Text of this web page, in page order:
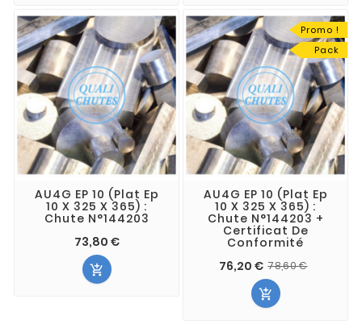
AU4G EP 10 (Plat Ep
10 X 325 X 365) :
Chute N°144203
73,80 €

Promo !
Pack
AU4G EP 10 (Plat Ep
10 X 325 X 365) :
Chute N°144203 +
Certificat De
Conformité
76,20 € 78,60 €
